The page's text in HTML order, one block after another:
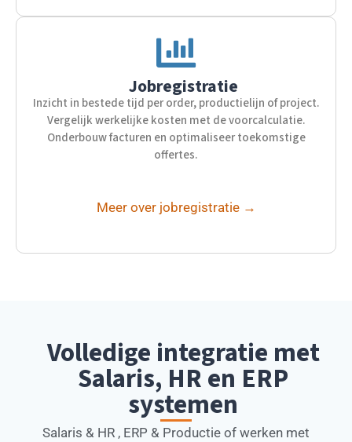
Jobregistratie
Inzicht in bestede tijd per order, productielijn of project.
Vergelijk werkelijke kosten met de voorcalculatie.
Onderbouw facturen en optimaliseer toekomstige
offertes.
Meer over jobregistratie →
Volledige integratie met
Salaris, HR en ERP
systemen
Salaris & HR , ERP & Productie of werken met